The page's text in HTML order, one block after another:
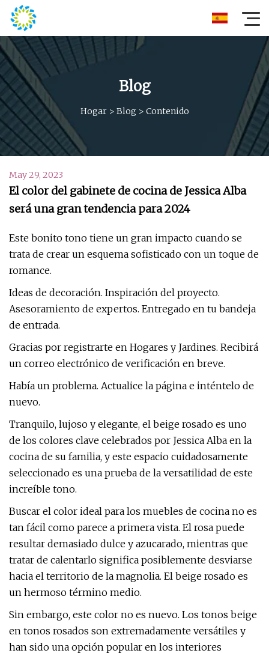
Blog
Hogar> Blog > Contenido
May 29, 2023
El color del gabinete de cocina de Jessica Alba
será una gran tendencia para 2024
Este bonito tono tiene un gran impacto cuando se
trata de crear un esquema sofisticado con un toque de
romance.
Ideas de decoración. Inspiración del proyecto.
Asesoramiento de expertos. Entregado en tu bandeja
de entrada.
Gracias por registrarte en Hogares y Jardines. Recibirá
un correo electrónico de verificación en breve.
Había un problema. Actualice la página e inténtelo de
nuevo.
Tranquilo, lujoso y elegante, el beige rosado es uno
de los colores clave celebrados por Jessica Alba en la
cocina de su familia, y este espacio cuidadosamente
seleccionado es una prueba de la versatilidad de este
increíble tono.
Buscar el color ideal para los muebles de cocina no es
tan fácil como parece a primera vista. El rosa puede
resultar demasiado dulce y azucarado, mientras que
tratar de calentarlo significa posiblemente desviarse
hacia el territorio de la magnolia. El beige rosado es
un hermoso término medio.
Sin embargo, este color no es nuevo. Los tonos beige
en tonos rosados ​​son extremadamente versátiles y
han sido una opción popular en los interiores